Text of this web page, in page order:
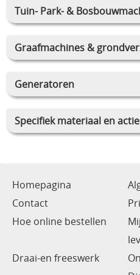
Tuin- Park- &
Graafmachines &
Generatoren
Specifiek materiaal en
Homepagina
Contact
Hoe online bestellen
Draai-en freeswerk